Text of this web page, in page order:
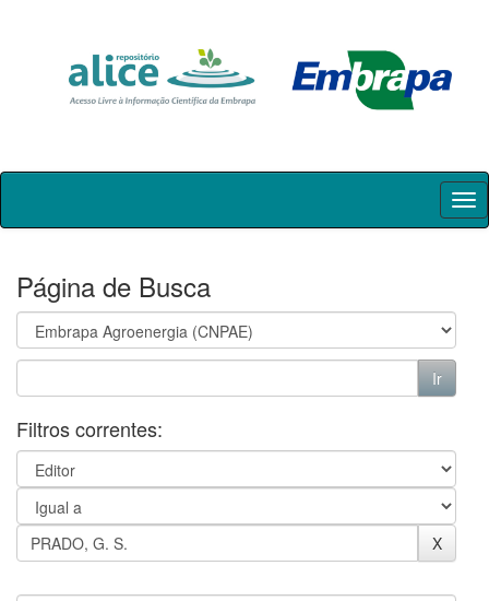
Skip
Página de Busca
Filtros correntes: